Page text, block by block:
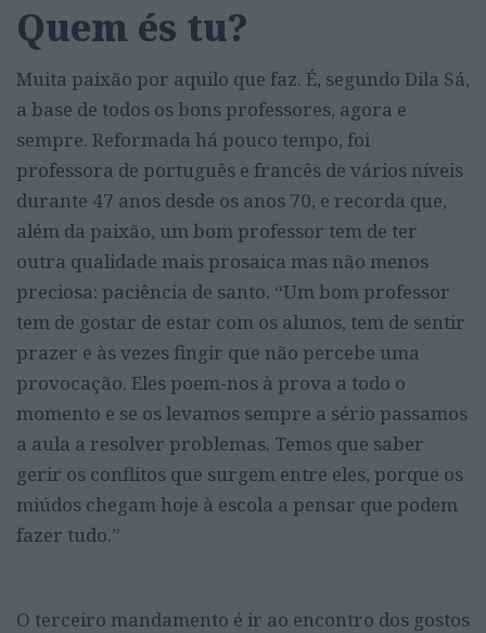
Quem és tu?
Muita paixão por aquilo que faz. É, segundo Dila Sá,
a base de todos os bons professores, agora e
sempre. Reformada há pouco tempo, foi
professora de português e francês de vários níveis
durante 47 anos desde os anos 70, e recorda que,
além da paixão, um bom professor tem de ter
outra qualidade mais prosaica mas não menos
preciosa: paciência de santo. “Um bom professor
tem de gostar de estar com os alunos, tem de sentir
prazer e às vezes fingir que não percebe uma
provocação. Eles poem-nos à prova a todo o
momento e se os levamos sempre a sério passamos
a aula a resolver problemas. Temos que saber
gerir os conflitos que surgem entre eles, porque os
miúdos chegam hoje à escola a pensar que podem
fazer tudo.”
O terceiro mandamento é ir ao encontro dos gostos